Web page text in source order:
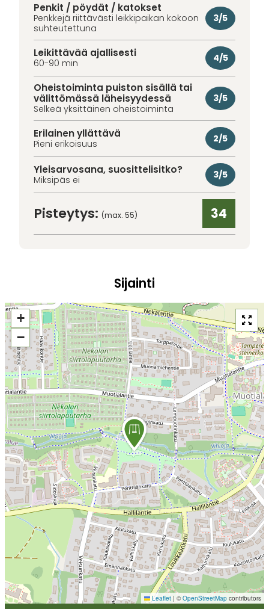
Penkit / pöydät / katokset
Penkkejä riittävästi leikkipaikan kokoon
suhteutettuna
3/5
Leikittävää ajallisesti
60-90 min 4/5
Oheistoiminta puiston sisällä tai
välittömässä läheisyydessä
Selkeä yksittäinen oheistoiminta
3/5
Erilainen yllättävä
Pieni erikoisuus 2/5
Yleisarvosana, suosittelisitko?
Miksipäs ei 3/5
Pisteytys: (max. 55) 34
Sijainti
+
−
Leaflet | ©OpenStreetMap contributors